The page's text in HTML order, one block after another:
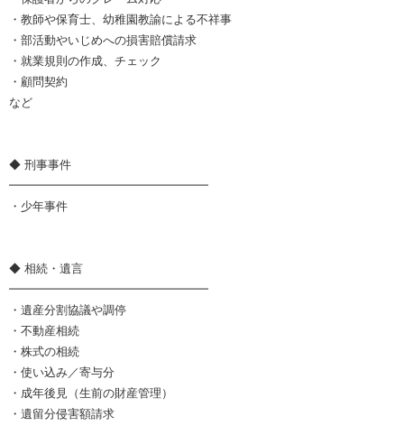
・教師や保育士、幼稚園教諭による不祥事
・部活動やいじめへの損害賠償請求
・就業規則の作成、チェック
・顧問契約
など
◆ 刑事事件
━━━━━━━━━━━━━━━━━
・少年事件
◆ 相続・遺言
━━━━━━━━━━━━━━━━━
・遺産分割協議や調停
・不動産相続
・株式の相続
・使い込み／寄与分
・成年後見（生前の財産管理）
・遺留分侵害額請求